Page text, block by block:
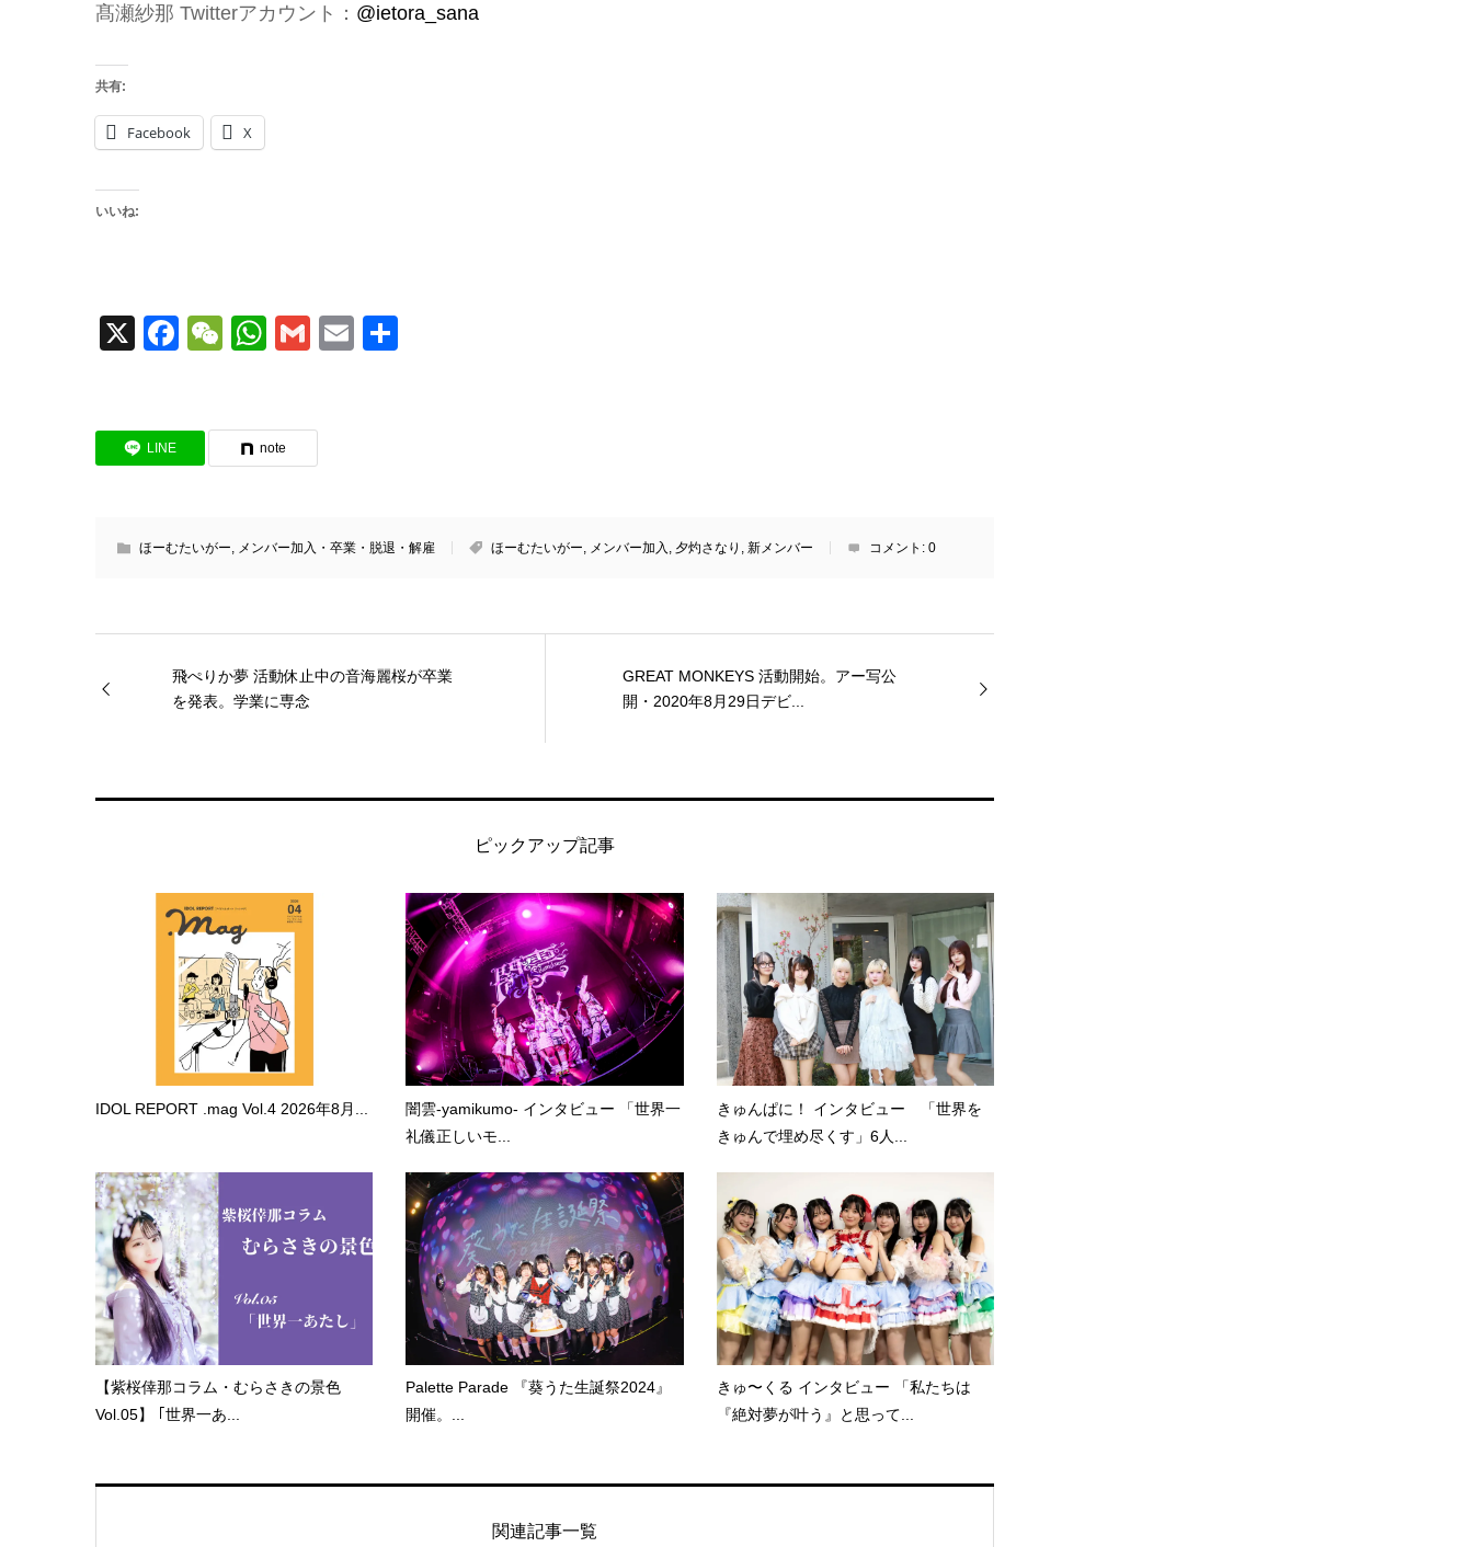
髙瀬紗那 Twitterアカウント： @ietora_sana
共有:
Facebook X
いいね:
X Facebook
WeChat
WhatsApp
GmailEmail
LINE note
ほーむたいがー, メンバー加入・卒業・脱退・解雇 ほーむたいがー, メンバー加入 , 夕灼さなり , 新メンバー コメント: 0
飛ぺりか夢 活動休止中の音海麗桜が卒業
を発表。学業に専念
GREAT MONKEYS 活動開始。アー写公
開・2020年8月29日デビ...
ピックアップ記事
IDOL REPORT .mag Vol.4 2026年8月...
闇雲-yamikumo- インタビュー 「世界一
礼儀正しいモ...
きゅんぱに！ インタビュー 「世界を
きゅんで埋め尽くす」6人...
【紫桜倖那コラム・むらさきの景色
Vol.05】 ｢世界一あ...
Palette Parade 『葵うた生誕祭2024』
開催。...
きゅ〜くる インタビュー 「私たちは
『絶対夢が叶う』と思って...
関連記事一覧